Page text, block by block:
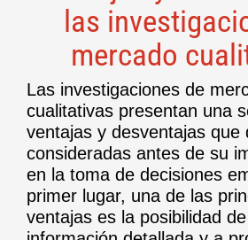
las
mercado
Las investigaciones de
cualitativas presentan una
ventajas y desventajas que
consideradas antes de su
en la toma de decisiones
primer lugar, una de las
ventajas es la posibilidad